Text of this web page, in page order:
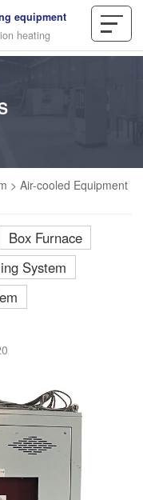
equipment
heating
> Air-cooled Equipment
Box Furnace
System